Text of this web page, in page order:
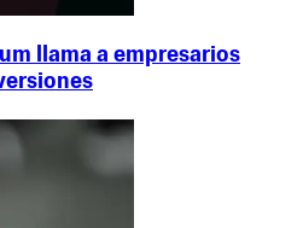
llama a empresarios